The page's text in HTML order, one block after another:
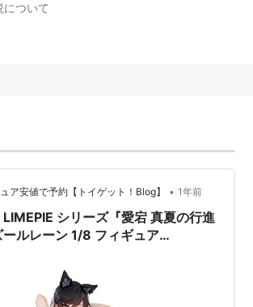
について
ア安値で予約【トイゲット！Blog】 • 1年前
LIMEPIE シリーズ『愛宕 真夏の行進
ルレーン 1/8 フィギュア